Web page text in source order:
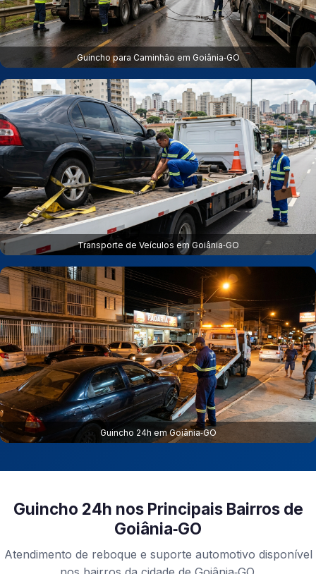
Guincho para Caminhão em Goiânia‑GO
Transporte de Veículos em Goiânia‑GO
Guincho 24h em Goiânia‑GO
Guincho 24h nos Principais Bairros de
Goiânia‑GO
Atendimento de reboque e suporte automotivo disponível